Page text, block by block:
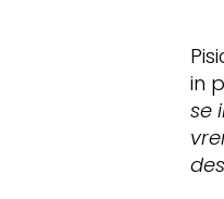
in
se